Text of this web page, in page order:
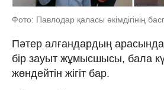
Фото: Павлодар қаласы әкімдігінің
Пәтер алғандардың арасында
бір зауыт жұмысшысы, бала
жөндейтін жігіт бар.